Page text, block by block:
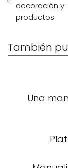
decoración y
productos
También
Una